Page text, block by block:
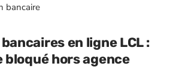
bancaire
en ligne LCL :
bloqué hors agence